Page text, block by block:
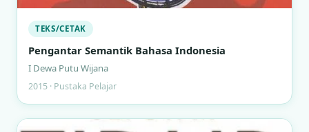
TEKS/CETAK
Pengantar Semantik Bahasa Indonesia
I Dewa Putu Wijana
2015 · Pustaka Pelajar